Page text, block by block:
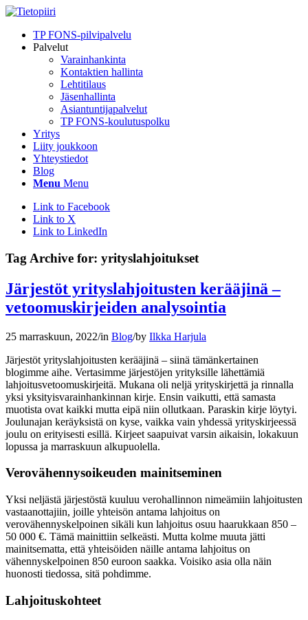
TP FONS-pilvipalvelu
Palvelut
Varainhankinta
Kontaktien hallinta
Lehtitilaus
Jäsenhallinta
Asiantuntijapalvelut
TP FONS-koulutuspolku
Yritys
Liity joukkoon
Yhteystiedot
Blog
Menu Menu
Link to Facebook
Link to X
Link to LinkedIn
Tag Archive for: yrityslahjoitukset
Järjestöt yrityslahjoitusten kerääjinä –
vetoomuskirjeiden analysointia
25 marraskuun, 2022/in Blog/by Ilkka Harjula
Järjestöt yrityslahjoitusten kerääjinä – siinä tämänkertainen
blogimme aihe. Vertasimme järjestöjen yrityksille lähettämiä
lahjoitusvetoomuskirjeitä. Mukana oli neljä yrityskirjettä ja rinnalla
yksi yksityisvarainhankinnan kirje. Ensin vaikutti, että samasta
muotista ovat kaikki mutta eipä niin ollutkaan. Paraskin kirje löytyi.
Joulunajan keräyksistä on kyse, vaikka vain yhdessä yrityskirjeessä
joulu on erityisesti esillä. Kirjeet saapuivat varsin aikaisin, lokakuun
lopussa ja marraskuun alkupuolella.
Verovähennysoikeuden mainitseminen
Yksi neljästä järjestöstä kuuluu verohallinnon nimeämiin lahjoitusten
vastaanottajiin, joille yhteisön antama lahjoitus on
verovähennyskelpoinen sikäli kun lahjoitus osuu haarukkaan 850 –
50 000 €. Tämä mainittiin selkeästi. Mutta kolme muuta jätti
mainitsematta, että yhteisöiden näille antama lahjoitus on
vähennyskelpoinen 850 euroon saakka. Voisiko asia olla näin
huonosti tiedossa, sitä pohdimme.
Lahjoituskohteet